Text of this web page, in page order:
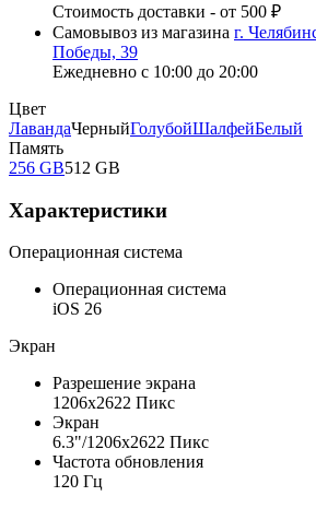
Стоимость доставки - от 500 ₽
Самовывоз из магазина г.
Победы, 39
Ежедневно с 10:00 до 20:00
Цвет
ЛавандаЧерныйГолубойШалфейБелый
Память
256 GB512 GB
Характеристики
Операционная система
Операционная система
iOS 26
Экран
Разрешение экрана
1206x2622 Пикс
Экран
6.3"/1206x2622 Пикс
Частота обновления
120 Гц